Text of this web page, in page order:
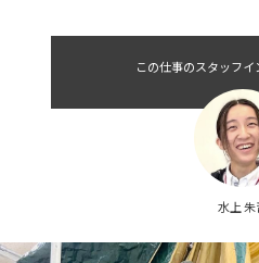
キャンプ用テントの検品作業は地味
お客様に喜んで頂いております。
この仕事のスタッフイ